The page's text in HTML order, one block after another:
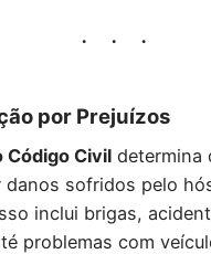
por Prejuízos
Código Civildetermina
danos sofridos pelo
inclui brigas,
problemas com